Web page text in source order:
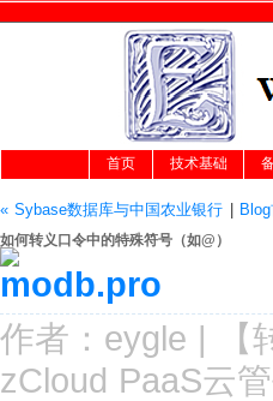
首页 技术基础
« Sybase数据库与中国农业银行
如何转义口令中的特殊符号（如@）
作者： eygle | 【
zCloud PaaS云